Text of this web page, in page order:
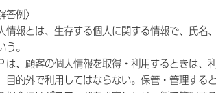
答例〉
情報とは、生存する個人に関する情報で、氏名
う。
は、顧客の個人情報を取得・利用するときは、
目的外で利用してはならない。保管・管理する